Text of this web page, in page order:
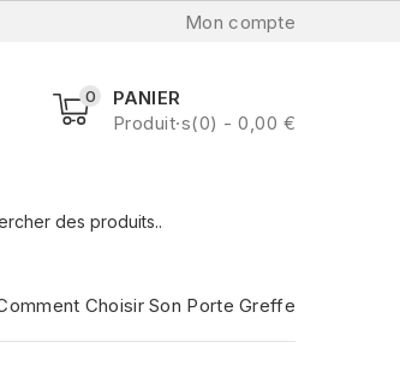
Mon compte
0
PANIER
Produit·s(0) - 0,00 €
Choisir Son Porte Greffe